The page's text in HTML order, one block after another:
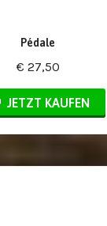
Pédale
€ 27,50
JETZT KAUFEN